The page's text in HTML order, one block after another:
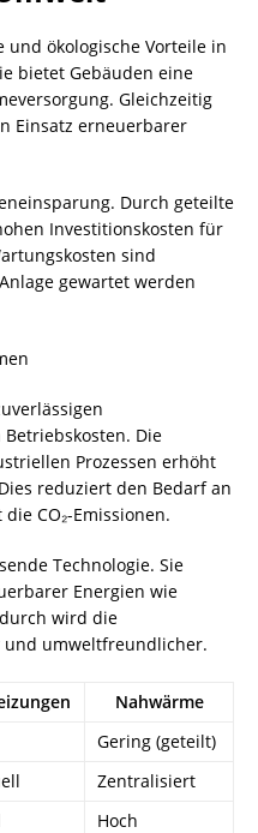
und ökologische Vorteile in
bietet Gebäuden eine
Gleichzeitig
Einsatz erneuerbarer
Durch geteilte
Investitionskosten für
sind
gewartet werden
Die
Prozessen erhöht
reduziert den Bedarf an
CO₂-Emissionen.
Technologie. Sie
Energien wie
wird die
und umweltfreundlicher.
Nahwärme
Gering (geteilt)
Zentralisiert
Hoch